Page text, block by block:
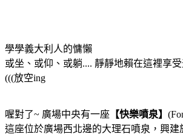
學學義大利人的慵懶
或坐、或仰、或躺.... 靜靜地賴在這裡享受
(((放空ing
喔對了~ 廣場中央有一座 【快樂噴泉】
這座位於廣場西北邊的大理石噴泉，興建